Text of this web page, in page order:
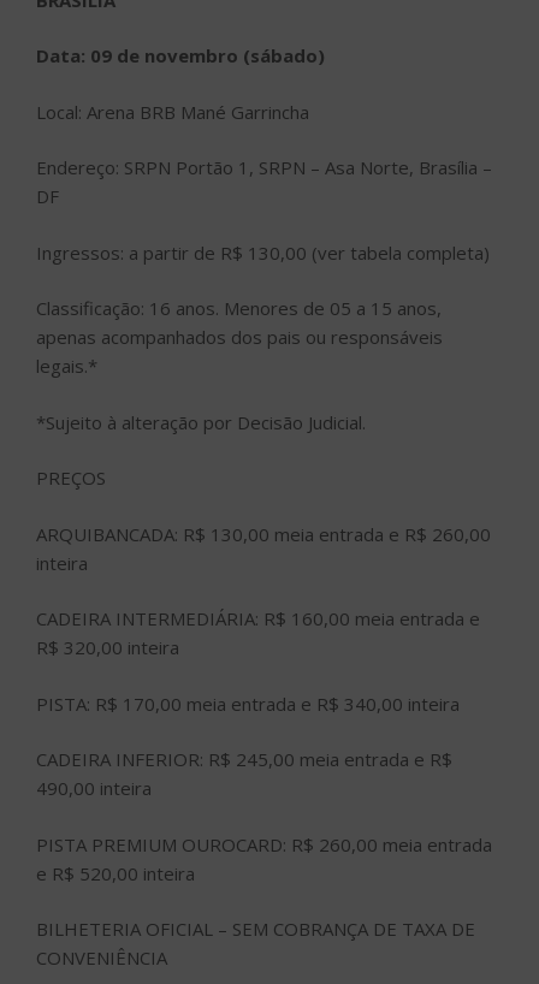
Data: 09 de novembro (sábado)
Local: Arena BRB Mané Garrincha
Endereço: SRPN Portão 1, SRPN – Asa Norte, Brasília –
DF
Ingressos: a partir de R$ 130,00 (ver tabela completa)
Classificação: 16 anos. Menores de 05 a 15 anos,
apenas acompanhados dos pais ou responsáveis
legais.*
*Sujeito à alteração por Decisão Judicial.
PREÇOS
ARQUIBANCADA: R$ 130,00 meia entrada e R$ 260,00
inteira
CADEIRA INTERMEDIÁRIA: R$ 160,00 meia entrada e
R$ 320,00 inteira
PISTA: R$ 170,00 meia entrada e R$ 340,00 inteira
CADEIRA INFERIOR: R$ 245,00 meia entrada e R$
490,00 inteira
PISTA PREMIUM OUROCARD: R$ 260,00 meia entrada
e R$ 520,00 inteira
BILHETERIA OFICIAL – SEM COBRANÇA DE TAXA DE
CONVENIÊNCIA